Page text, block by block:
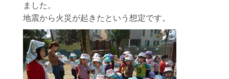
ました。
地震から火災が起きたという想定です。